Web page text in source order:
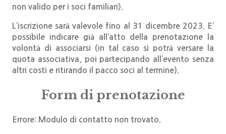
non valido per i soci familiari).
L’iscrizione sarà valevole fino al 31 dicembre 2023. E’
possibile indicare già all’atto della prenotazione la
volontà di associarsi (in tal caso si potrà versare la
quota associativa, poi partecipando all’evento senza
altri costi e ritirando il pacco soci al termine).
Form di prenotazione
Errore: Modulo di contatto non trovato.